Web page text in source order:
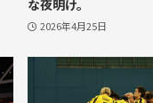
な夜明け。
2026年4月25日